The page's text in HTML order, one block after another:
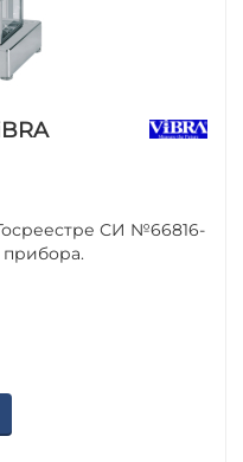
СИ №66816-